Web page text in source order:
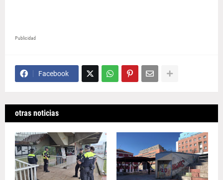
Publicidad
Facebook
otras noticias